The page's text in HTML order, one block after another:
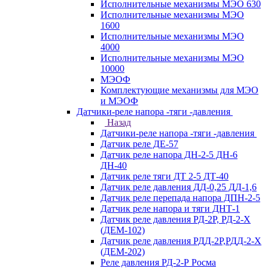
Исполнительные механизмы МЭО 630
Исполнительные механизмы МЭО
1600
Исполнительные механизмы МЭО
4000
Исполнительные механизмы МЭО
10000
МЭОФ
Комплектующие механизмы для МЭО
и МЭОФ
Датчики-реле напора -тяги -давления
Назад
Датчики-реле напора -тяги -давления
Датчик реле ДЕ-57
Датчик реле напора ДН-2-5 ДН-6
ДН-40
Датчик реле тяги ДТ 2-5 ДТ-40
Датчик реле давления ДД-0,25 ДД-1,6
Датчик реле перепада напора ДПН-2-5
Датчик реле напора и тяги ДНТ-1
Датчик реле давления РД-2Р, РД-2-Х
(ДЕМ-102)
Датчик реле давления РДД-2Р,РДД-2-Х
(ДЕМ-202)
Реле давления РД-2-Р Росма